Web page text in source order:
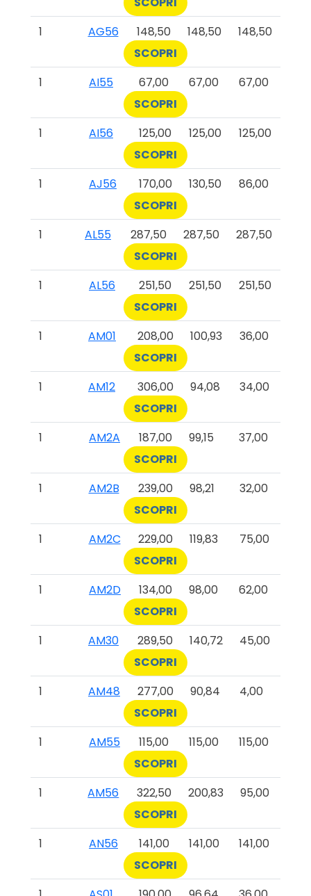
1
AG56 148,50 148,50
148,50
SCOPRI
1
AI55 67,00 67,00
67,00
SCOPRI
1
AI56 125,00 125,00
125,00
SCOPRI
1
AJ56 170,00 130,50
86,00
SCOPRI
1
AL55 287,50 287,50
287,50
SCOPRI
1
AL56 251,50 251,50
251,50
SCOPRI
1
AM01 208,00 100,93
36,00
SCOPRI
1
AM12 306,00 94,08
34,00
SCOPRI
1
AM2A 187,00 99,15
37,00
SCOPRI
1
AM2B 239,00 98,21
32,00
SCOPRI
1
AM2C 229,00 119,83
75,00
SCOPRI
1
AM2D 134,00 98,00
62,00
SCOPRI
1
AM30 289,50 140,72
45,00
SCOPRI
1
AM48 277,00 90,84
4,00
SCOPRI
1
AM55 115,00 115,00
115,00
SCOPRI
1
AM56 322,50 200,83
95,00
SCOPRI
1
AN56 141,00 141,00
141,00
SCOPRI